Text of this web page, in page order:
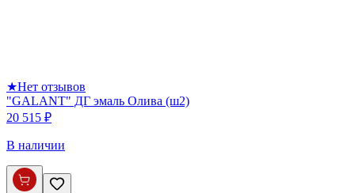
★Нет отзывов
"GALANT" ДГ эмаль Олива (ш2)
20 515 ₽
В наличии